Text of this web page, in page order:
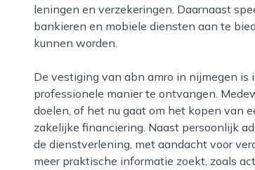
leningen en verzekeringen. Daarnaast
bankieren en mobiele diensten aan te
kunnen worden.
De vestiging van abn amro in nijmegen is ingericht om klanten op een laagdrempelige en
professionele manier te ontvangen.
doelen, of het nu gaat om het kopen van
zakelijke financiering. Naast persoonlijk
de dienstverlening, met aandacht voor
meer praktische informatie zoekt, zoals